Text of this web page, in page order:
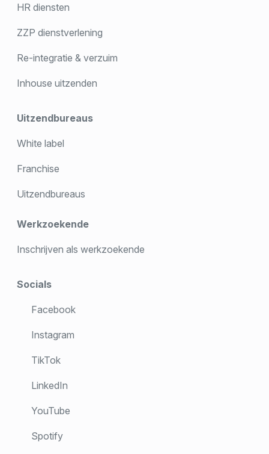
HR diensten
ZZP dienstverlening
Re-integratie & verzuim
Inhouse uitzenden
Uitzendbureaus
White label
Franchise
Uitzendbureaus
Werkzoekende
Inschrijven als werkzoekende
Socials
Facebook
Instagram
TikTok
LinkedIn
YouTube
Spotify